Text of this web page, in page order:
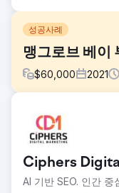
성공사례
맹그로브 베이
$60,000 2021
Mangrove Bay
력을 통해 부동산 판
솔루션
WD Morgan
비스를 결합하여 가
Ciphers
AI 기반 SEO. 인간 중